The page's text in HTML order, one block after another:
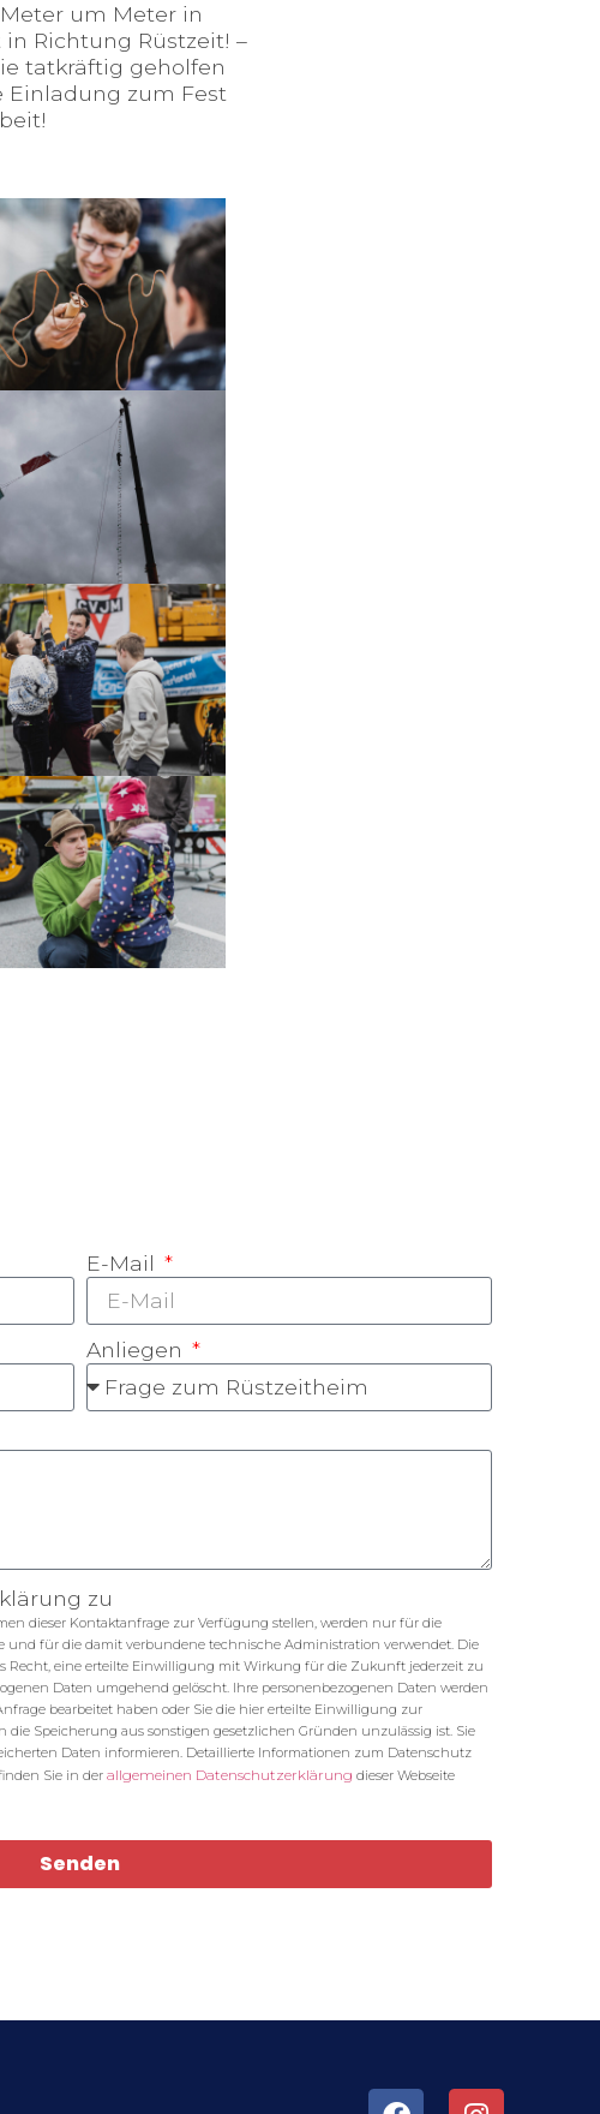
um Meter in
Richtung Rüstzeit! –
tatkräftig geholfen
Einladung zum Fest
E-Mail
Anliegen
zu
dieser Kontaktanfrage zur Verfügung stellen, werden nur für die
für die damit verbundene technische Administration verwendet. Die
Recht, eine erteilte Einwilligung mit Wirkung für die Zukunft jederzeit zu
Daten umgehend gelöscht. Ihre personenbezogenen Daten werden
bearbeitet haben oder Sie die hier erteilte Einwilligung zur
Speicherung aus sonstigen gesetzlichen Gründen unzulässig ist. Sie
Daten informieren. Detaillierte Informationen zum Datenschutz
Sie in derallgemeinen Datenschutzerklärungdieser Webseite
Senden